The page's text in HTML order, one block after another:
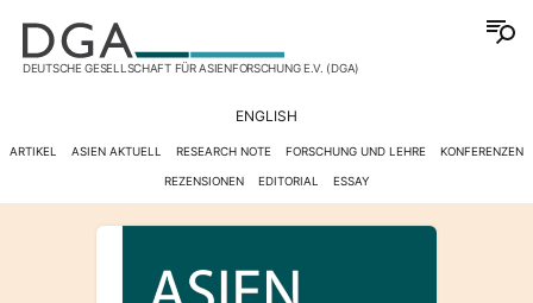
DEUTSCHE GESELLSCHAFT FÜR ASIENFORSCHUNG E.V. (DGA)
ENGLISH
ARTIKEL ASIEN AKTUELL RESEARCH NOTE FORSCHUNG UND LEHRE KONFERENZEN
REZENSIONEN EDITORIAL ESSAY